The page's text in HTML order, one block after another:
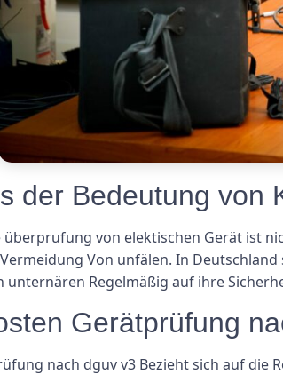
der Bedeutung von
überprufung von elektischen Gerät ist
Von unfälen. In
unternären Regelmäßig auf ihre
Gerätprüfung
nach dguv v3 Bezieht sich auf